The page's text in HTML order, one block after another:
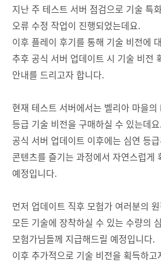
지난 주 테스트 서버 점검으로 기술 특
오류 수정 작업이 진행되었는데요.
이후 플레이 후기를 통해 기술 비전에
추후 공식 서버 업데이트 시 기술 비전
안내를 드리고자 합니다.
현재 테스트 서버에서는 벨리아 마을의
등급 기술 비전을 구매하실 수 있는데요.
공식 서버 업데이트 이후에는 심연 등
콘텐츠를 즐기는 과정에서 자연스럽게
예정입니다.
먼저 업데이트 직후 모험가 여러분의
모든 기술에 장착하실 수 있는 수량의
모험가님들께 지급해드릴 예정입니다.
이후 추가적으로 기술 비전을 획득하고